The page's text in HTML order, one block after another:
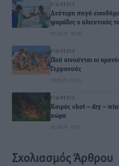
ΕΙΔΉΣΕΙΣ
Δεύτερη πηγή
ψαράδες ο αλιευτικός
09.08.26 · 09:36
ΕΙΔΉΣΕΙΣ
Πού κινούνται οι
Γερμανούς
09.08.26 · 09:23
ΕΙΔΉΣΕΙΣ
Καιρός «hot – dry –
χώρα
08.08.26 · 19:21
Σχολιασμός Άρθρου